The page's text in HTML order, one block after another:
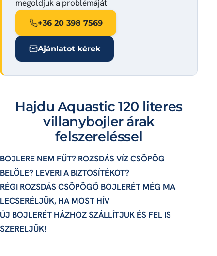
megoldjuk a problémáját.
+36 20 398 7569
Ajánlatot kérek
Hajdu Aquastic 120 literes
villanybojler árak
felszereléssel
BOJLERE NEM FŰT? ROZSDÁS VÍZ CSÖPÖG
BELÖLE? LEVERI A BIZTOSÍTÉKOT?
RÉGI ROZSDÁS CSÖPÖGŐ BOJLERÉT MÉG MA
LECSERÉLJÜK, HA MOST HÍV
ÚJ BOJLERÉT HÁZHOZ SZÁLLÍTJUK ÉS FEL IS
SZERELJÜK!